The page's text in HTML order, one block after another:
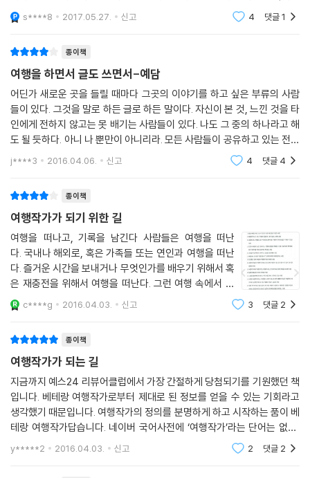
세상 어느 직업이나 마찬가지겠지만 여행작가도 힘들고 서글픈 부분이 적
지 않다. 그럼에도 불구하고 나는 내가 다른 일을 한다는 것은 생각하지 못
밟을 것 같다. _에필로그 중에서
__본문 중에서
고 직접 찍은 사진이 전문 포토그래퍼의 사진으로 대체되는 등 시행착오를
겪었지만, 초보 여행자의 ‘눈높이’를 잊지 않아야 한다는 소중한 경험은 작
고, 강의, 방송 등에서 활동을 한다.
정숙영 작가는 여행작가가 자신에게 천직 내지는 운명일 수밖에 없음을 시
종일관 유쾌한 입담으로 풀어낸다. 그렇다면 여행작가가 되기 위해서는 무
엇이 필요할까? 10년 동안 14권의 책을 펴낸 경험을 바탕으로 정숙영 작
가는 명쾌하게 말한다. 학력과 학벌 따위는 필요 없다. 그러나 감각과 체력
은 젊어야 한다. 능률적인 작업을 위해서는 영어 구사 능력을 장착하는 것
아는 만큼 보이는 것이니 잡학다식은 평소에 분야를 가리지 않는 다독으로
쌓아 놓을 것. 문장력은 기본 중의 기본으로 엉덩이를 붙이고 앉아 끝까지
써내는 근성까지 같이 겸비해야 하며, 사진을 비롯한 시각적 재능은 필수
요소다. 여행작가는 프리랜서로 생활을 하다 보니 경제력과 경제관념은 투
철해야 하고, 각종 장비를 들고 여행의 순간순간을 해석하는 감수성을 발
《여행자의 글쓰기》에서 또 놓치지 말아야 할 것은 여행작가가 되기 위한
단계로 글쓰기부터 책을 내는 과정까지의 내용이다. 여행작가를 꿈꾸는 이
들을 위한 본격 여행작가 수업으로, 첫째 어떤 여행 글을 쓸 것인지(에세이
인지 가이드북인지, 기획물인지) 정하고, 둘째 무엇이 되었든 책 한 권 치
의 분량을 채우는 글을 써보고, 셋째 잠시 글을 묵혀 두었다가 다시 꺼내 퇴
고의 과정을 거치고, 넷째 완성 원고의 기획서를 작성해 출판사에 연락하
꼽히는 《앙코르와트 내비게이션》, 짧은 휴가를 이용해 떠날 수 있는 가장
최적화된 여
s****8 2017.05.27. 신고 4 댓글1
종이책
여행을 하면서 글도 쓰면서-예담
어딘가 새로운 곳을 들릴 때마다 그곳의 이야기를 하고 싶은 부류의 사람
들이 있다. 그것을 말로 하든 글로 하든 말이다. 자신이 본 것, 느낀 것을 타
인에게 전하지 않고는 못 배기는 사람들이 있다. 나도 그 중의 하나라고 해
도 될 듯하다. 아니 나 뿐만이 아니리라. 모든 사람들이 공유하고 있는 전하
고 싶은 마음이리라. 그것은 사람들이 보편적으로 가지는 마음이리라. 그
러기에 사람
j****3 2016.04.06. 신고 4 댓글 4
종이책
여행작가가 되기 위한 길
여행을 떠나고, 기록을 남긴다 사람들은 여행을 떠난
다. 국내나 해외로, 혹은 가족들 또는 연인과 여행을 떠난
다. 즐거운 시간을 보내거나 무엇인가를 배우기 위해서 혹
은 재충전을 위해서 여행을 떠난다. 그런 여행 속에서 보
고 배우고 듣고 하는 많은 것들을 사진과 함께 기록으로
남긴다. 그렇게 여행 기록을 남기는 것을 직업으로 할 수
c****g 2016.04.03. 신고 3 댓글 2
종이책
여행작가가 되는 길
지금까지 예스24 리뷰어클럽에서 가장 간절하게 당첨되기를 기원했던 책
입니다. 베테랑 여행작가로부터 제대로 된 정보를 얻을 수 있는 기회라고
생각했기 때문입니다. 여행작가의 정의를 분명하게 하고 시작하는 품이 베
테랑 여행작가답습니다. 네이버 국어사전에 ‘여행작가’라는 단어는 없고,
트래블라이터에 ‘여행을 한 후에 소감이나 여행지를 소개하는 글 따위를
전문적으로 쓰는
y*****2 2016.04.03. 신고 2 댓글 2